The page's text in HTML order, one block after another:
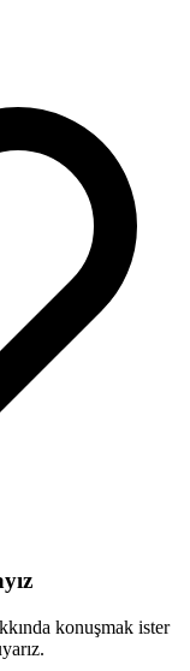
konuşmak ister